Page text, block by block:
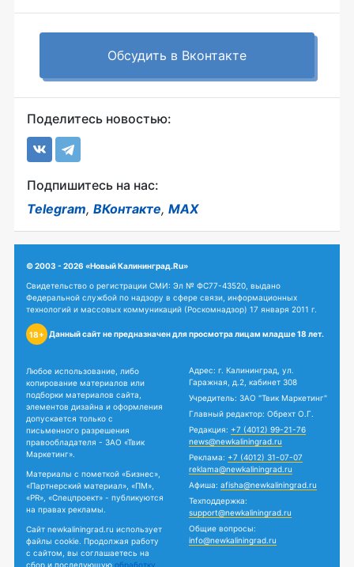
Обсудить в Вконтакте
Поделитесь новостью:
Подпишитесь на нас:
Telegram, ВКонтакте, MAX
© 2003 - 2026 «Новый Калининград.Ru»
Свидетельство о регистрации СМИ: Эл № ФС77-43520, выдано
Федеральной службой по надзору в сфере связи, информационных
технологий и массовых коммуникаций (Роскомнадзор) 17 января 2011 г.
18+ Данный сайт не предназначен для просмотра лицам младше 18 лет.
Любое использование, либо
копирование материалов или
подборки материалов сайта,
элементов дизайна и оформления
допускается только с
письменного разрешения
правообладателя - ЗАО «Твик
Маркетинг».
Материалы с пометкой «Бизнес»,
«Партнерский материал», «ПМ»,
«PR», «Спецпроект» - публикуются
на правах рекламы.
Сайт newkaliningrad.ru использует
файлы cookie. Продолжая работу
с сайтом, вы соглашаетесь на
сбор и последующую обработку
Адрес: г. Калининград, ул.
Гаражная, д.2, кабинет 308
Учредитель: ЗАО "Твик Маркетинг"
Главный редактор: Обрехт О.Г.
Редакция: +7 (4012) 99-21-76
news@newkaliningrad.ru
Реклама: +7 (4012) 31-07-07
reklama@newkaliningrad.ru
Афиша: afisha@newkaliningrad.ru
Техподдержка:
support@newkaliningrad.ru
Общие вопросы:
info@newkaliningrad.ru